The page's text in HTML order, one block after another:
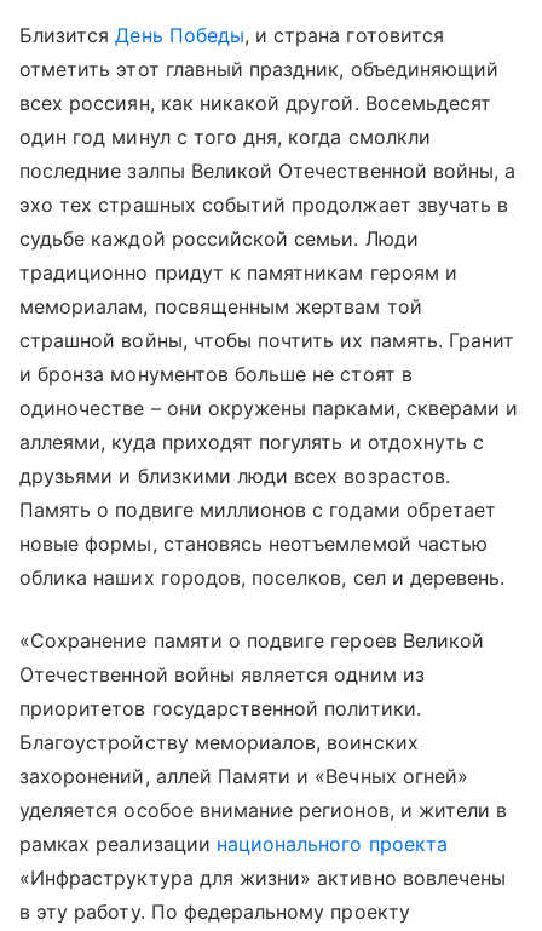
БлизитсяДень Победы, и страна готовится
отметить этот главный праздник, объединяющий
всех россиян, как никакой другой. Восемьдесят
один год минул с того дня, когда смолкли
последние залпы Великой Отечественной войны, а
эхо тех страшных событий продолжает звучать в
судьбе каждой российской семьи. Люди
традиционно придут к памятникам героям и
мемориалам, посвященным жертвам той
страшной войны, чтобы почтить их память. Гранит
и бронза монументов больше не стоят в
одиночестве – они окружены парками, скверами и
аллеями, куда приходят погулять и отдохнуть с
друзьями и близкими люди всех возрастов.
Память о подвиге миллионов с годами обретает
новые формы, становясь неотъемлемой частью
облика наших городов, поселков, сел и деревень.
«Сохранение памяти о подвиге героев Великой
Отечественной войны является одним из
приоритетов государственной политики.
Благоустройству мемориалов, воинских
захоронений, аллей Памяти и «Вечных огней»
уделяется особое внимание регионов, и жители в
рамках реализации национального проекта
«Инфраструктура для жизни» активно вовлечены
в эту работу. По федеральному проекту